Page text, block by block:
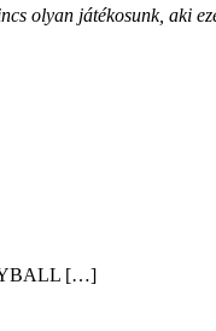
olyan játékosunk, aki
[…]